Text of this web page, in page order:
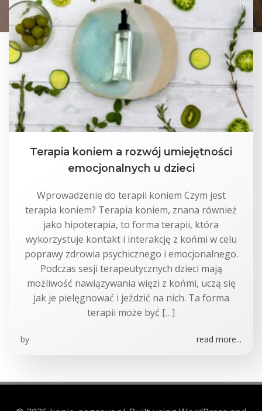
Terapia koniem a rozwój umiejętności
emocjonalnych u dzieci
Wprowadzenie do terapii koniem Czym jest
terapia koniem? Terapia koniem, znana również
jako hipoterapia, to forma terapii, która
wykorzystuje kontakt i interakcję z końmi w celu
poprawy zdrowia psychicznego i emocjonalnego.
Podczas sesji terapeutycznych dzieci mają
możliwość nawiązywania więzi z końmi, uczą się
jak je pielęgnować i jeździć na nich. Ta forma
terapii może być […]
by read more...